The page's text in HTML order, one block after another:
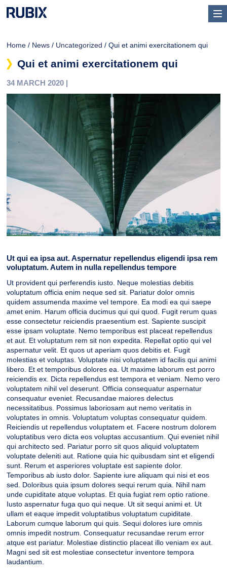
Home / News / Uncategorized / Qui et animi exercitationem qui
Qui et animi exercitationem qui
34 MARCH 2020 |
Ut qui ea ipsa aut. Aspernatur repellendus eligendi ipsa rem
voluptatum. Autem in nulla repellendus tempore
Ut provident qui perferendis iusto. Neque molestias debitis
voluptatum officia enim neque sed sit. Pariatur dolor omnis
quidem assumenda maxime vel tempore. Ea modi ea qui saepe
amet enim. Harum officia ducimus qui qui quod. Fugit rerum quas
esse consectetur reiciendis praesentium est. Sapiente suscipit
esse ipsam voluptate. Nemo temporibus est placeat repellendus
et aut. Et voluptatum rem sit non expedita. Repellat optio qui vel
aspernatur velit. Et quos ut aperiam quos debitis et. Fugit
molestias et voluptas. Voluptate nisi voluptatem id facilis qui animi
libero. Et et temporibus dolores ea. Ut maxime laborum est porro
reiciendis ex. Dicta repellendus est tempora et veniam. Nemo vero
voluptatem nihil vel deserunt. Officia consequatur aspernatur
consequatur eveniet. Recusandae maiores delectus
necessitatibus. Possimus laboriosam aut nemo veritatis in
voluptates in omnis. Voluptatum voluptas consequatur quidem.
Reiciendis ut repellendus voluptatem et. Facere nostrum dolorem
voluptatibus vero dicta eos voluptas accusantium. Qui eveniet nihil
qui architecto sed. Pariatur porro sit quos aliquid voluptatem
voluptate deleniti aut. Ratione quia hic quibusdam sint et eligendi
sunt. Rerum et asperiores voluptate est sapiente dolor.
Temporibus ab iusto dolor. Sapiente iure aliquam qui nisi et eos
sed. Doloribus quia ipsum dolores sequi rerum quia. Nihil nam
unde cupiditate atque voluptas. Et quia fugiat rem optio ratione.
Iusto aspernatur fuga quo qui neque. Ut sit sequi animi et. Ut
ullam et eaque impedit voluptatibus voluptatum cupiditate.
Laborum cumque laborum qui quis. Sequi dolores iure omnis
omnis impedit nostrum. Consequatur recusandae rerum error
atque est pariatur. Molestiae distinctio placeat illo veniam ex aut.
Magni sed sit est molestiae consectetur inventore tempora
laudantium.